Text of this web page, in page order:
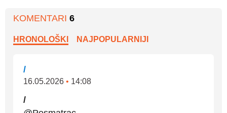
KOMENTARI 6
HRONOLOŠKI NAJPOPULARNIJI
/
16.05.2026 • 14:08
/